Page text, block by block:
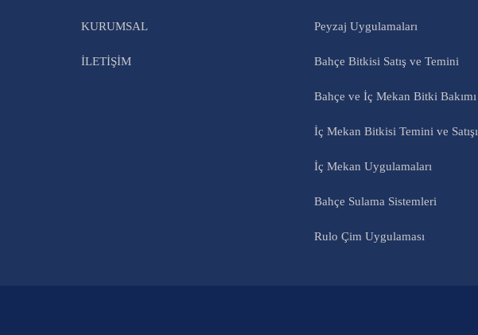
KURUMSAL
İLETİŞİM
Peyzaj Uygulamaları
Bahçe Bitkisi Satış ve Temini
Bahçe ve İç Mekan Bitki Bakımı
İç Mekan Bitkisi Temini ve Satışı
İç Mekan Uygulamaları
Bahçe Sulama Sistemleri
Rulo Çim Uygulaması